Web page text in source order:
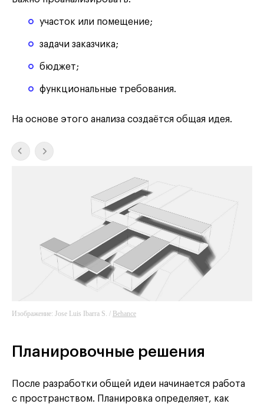
участок или помещение;
задачи заказчика;
бюджет;
функциональные требования.
На основе этого анализа создаётся общая идея.
Изображение: Jose Luis Ibarra S. / Behance
Behance
Планировочные решения
После разработки общей идеи начинается работа
с пространством. Планировка определяет, как